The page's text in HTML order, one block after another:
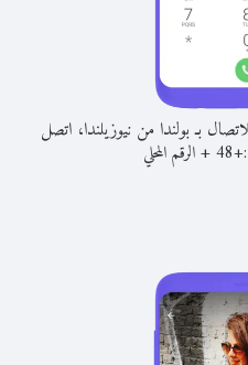
بـ بولندا من نيوزيلندا، اتصل
+
48
+الرقم المحلي